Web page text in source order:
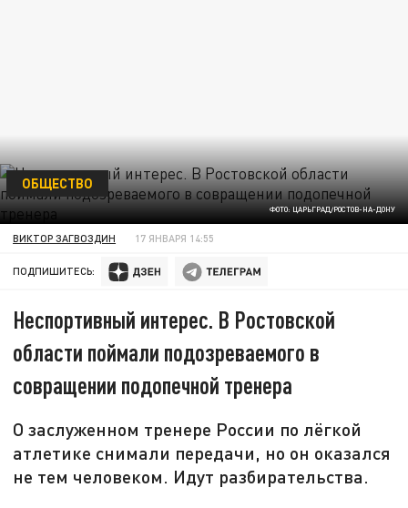
ФОТО: ЦАРЬГРАД/РОСТОВ-НА-ДОНУ
ОБЩЕСТВО
ВИКТОР ЗАГВОЗДИН 17 ЯНВАРЯ 14:55
ПОДПИШИТЕСЬ:
Неспортивный интерес. В Ростовской
области поймали подозреваемого в
совращении подопечной тренера
О заслуженном тренере России по лёгкой
атлетике снимали передачи, но он оказался
не тем человеком. Идут разбирательства.